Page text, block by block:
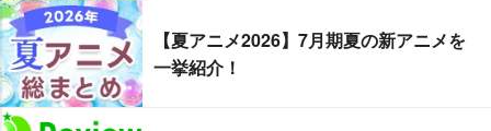
【夏アニメ2026】7月期夏の新アニメを
一挙紹介！